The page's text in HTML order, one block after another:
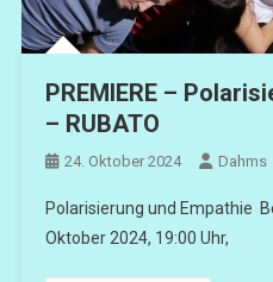
PREMIERE –
– RUBATO
24. Oktober 2024 Dahms
Polarisierung und Empathie
Oktober 2024, 19:00 Uhr,